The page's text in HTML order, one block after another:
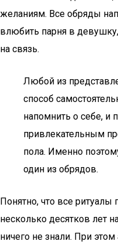
желаниям. Все обряды
влюбить парня в
на связь.
Любой из
способ
напомнить о себе, и
привлекательным
пола. Именно
один из обрядов.
Понятно, что все
несколько десятков лет
ничего не знали. При